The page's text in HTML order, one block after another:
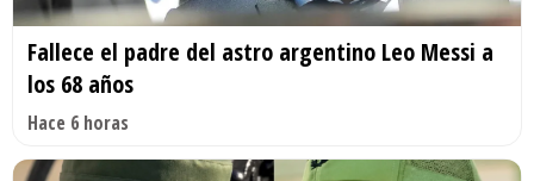
Fallece el padre del astro argentino Leo Messi a
los 68 años
Hace 6 horas